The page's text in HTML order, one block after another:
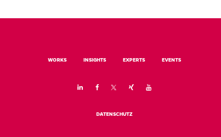
WORKS INSIGHTS EXPERTS EVENTS
DATENSCHUTZ